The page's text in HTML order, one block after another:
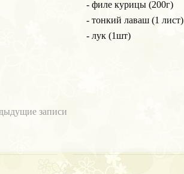
- филе курицы (200г)
- тонкий лаваш (1 лист)
- лук (1шт)
записи